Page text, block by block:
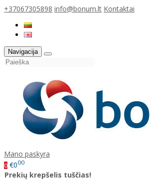
+37067305898 info@bonum.lt Kontaktai
Navigacija
Mano paskyra
0 €000
Prekių krepšelis tuščias!